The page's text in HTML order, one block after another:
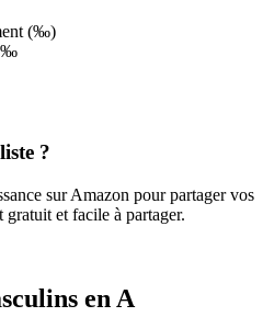
(‰)
‰
?
sur Amazon pour partager vos
et facile à partager.
en A